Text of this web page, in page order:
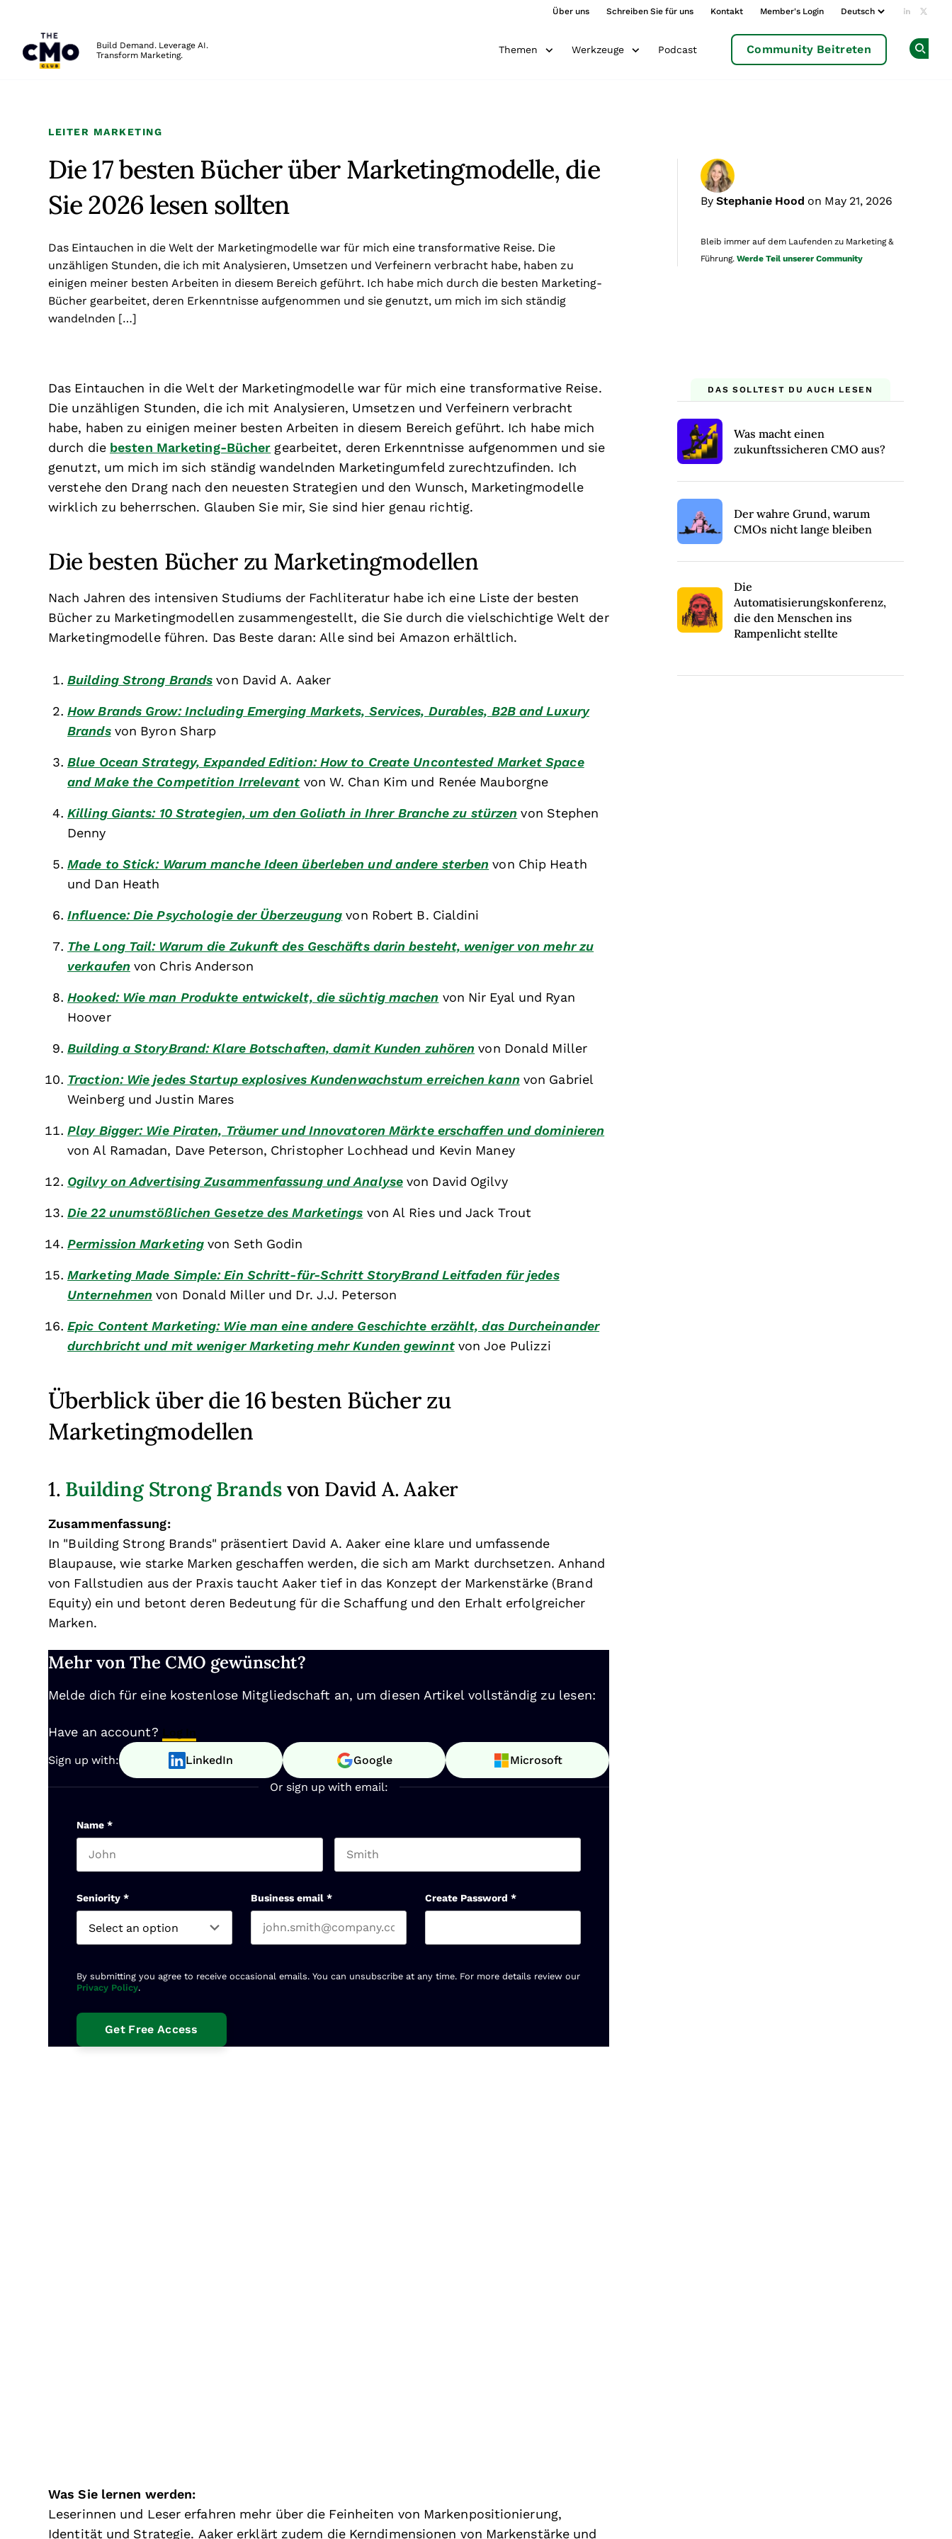
Über uns Schreiben Sie für uns Kontakt Member's Login Add us
Build Demand. Leverage AI.
Transform Marketing.
Themen Werkzeuge Podcast Community Beitreten
LEITER MARKETING
Die 17 besten Bücher über Marketingmodelle, die
Sie 2026 lesen sollten
By Stephanie Hood on May 21, 2026
Bleib immer auf dem Laufenden zu Marketing &
Führung. Werde Teil unserer Community
Das Eintauchen in die Welt der Marketingmodelle war für mich eine transformative Reise. Die
unzähligen Stunden, die ich mit Analysieren, Umsetzen und Verfeinern verbracht habe, haben zu
einigen meiner besten Arbeiten in diesem Bereich geführt. Ich habe mich durch die besten Marketing-
Bücher gearbeitet, deren Erkenntnisse aufgenommen und sie genutzt, um mich im sich ständig
wandelnden […]
Das Eintauchen in die Welt der Marketingmodelle war für mich eine transformative Reise.
Die unzähligen Stunden, die ich mit Analysieren, Umsetzen und Verfeinern verbracht
habe, haben zu einigen meiner besten Arbeiten in diesem Bereich geführt. Ich habe mich
durch die besten Marketing-Bücher gearbeitet, deren Erkenntnisse aufgenommen und sie
genutzt, um mich im sich ständig wandelnden Marketingumfeld zurechtzufinden. Ich
verstehe den Drang nach den neuesten Strategien und den Wunsch, Marketingmodelle
wirklich zu beherrschen. Glauben Sie mir, Sie sind hier genau richtig.
Die besten Bücher zu Marketingmodellen
Nach Jahren des intensiven Studiums der Fachliteratur habe ich eine Liste der besten
Bücher zu Marketingmodellen zusammengestellt, die Sie durch die vielschichtige Welt der
Marketingmodelle führen. Das Beste daran: Alle sind bei Amazon erhältlich.
Building Strong Brands von David A. Aaker
How Brands Grow: Including Emerging Markets, Services, Durables, B2B and Luxury
Brandsvon Byron Sharp
Blue Ocean Strategy, Expanded Edition: How to Create Uncontested Market Space
and Make the Competition Irrelevant von W. Chan Kim und Renée Mauborgne
Killing Giants: 10 Strategien, um den Goliath in Ihrer Branche zu stürzen von Stephen
Denny
Made to Stick: Warum manche Ideen überleben und andere sterben von Chip Heath
und Dan Heath
Influence: Die Psychologie der Überzeugung von Robert B. Cialdini
The Long Tail: Warum die Zukunft des Geschäfts darin besteht, weniger von mehr zu
verkaufenvon Chris Anderson
Hooked: Wie man Produkte entwickelt, die süchtig machen von Nir Eyal und Ryan
Hoover
Building a StoryBrand: Klare Botschaften, damit Kunden zuhören von Donald Miller
Traction: Wie jedes Startup explosives Kundenwachstum erreichen kannvon Gabriel
Weinberg und Justin Mares
Play Bigger: Wie Piraten, Träumer und Innovatoren Märkte erschaffen und dominieren
von Al Ramadan, Dave Peterson, Christopher Lochhead und Kevin Maney
Ogilvy on Advertising Zusammenfassung und Analysevon David Ogilvy
Die 22 unumstößlichen Gesetze des Marketings von Al Ries und Jack Trout
Permission Marketing von Seth Godin
Marketing Made Simple: Ein Schritt-für-Schritt StoryBrand Leitfaden für jedes
Unternehmen von Donald Miller und Dr. J.J. Peterson
Epic Content Marketing: Wie man eine andere Geschichte erzählt, das Durcheinander
durchbricht und mit weniger Marketing mehr Kunden gewinntvon Joe Pulizzi
Überblick über die 16 besten Bücher zu
Marketingmodellen
1. Building Strong Brandsvon David A. Aaker
Zusammenfassung:
In "Building Strong Brands" präsentiert David A. Aaker eine klare und umfassende
Blaupause, wie starke Marken geschaffen werden, die sich am Markt durchsetzen. Anhand
von Fallstudien aus der Praxis taucht Aaker tief in das Konzept der Markenstärke (Brand
Equity) ein und betont deren Bedeutung für die Schaffung und den Erhalt erfolgreicher
Marken.
Mehr von The CMO gewünscht?
Melde dich für eine kostenlose Mitgliedschaft an, um diesen Artikel vollständig zu lesen:
Have an account? Log In
Sign up with: LinkedIn Google Microsoft
Or sign up with email:
Name *
Seniority * Business email * Create Password *
By submitting you agree to receive occasional emails. You can unsubscribe at any time. For more details review our
Privacy Policy.
Was Sie lernen werden:
Leserinnen und Leser erfahren mehr über die Feinheiten von Markenpositionierung,
Identität und Strategie. Aaker erklärt zudem die Kerndimensionen von Markenstärke und
DAS SOLLTEST DU AUCH LESEN
Was macht einen
zukunftssicheren CMO aus?
Der wahre Grund, warum
CMOs nicht lange bleiben
Die
Automatisierungskonferenz,
die den Menschen ins
Rampenlicht stellte